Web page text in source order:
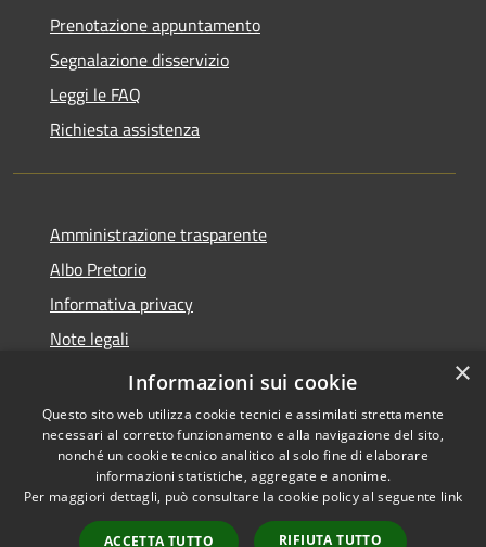
Prenotazione appuntamento
Segnalazione disservizio
Leggi le FAQ
Richiesta assistenza
Amministrazione trasparente
Albo Pretorio
Informativa privacy
Note legali
Dichiarazione di accessibilità
Accessibilità
Copyright © 2021 •
Comune di Concesio •
Powered byMunicipium
×
Informazioni sui cookie
Questo sito web utilizza cookie tecnici e assimilati strettamente
necessari al corretto funzionamento e alla navigazione del sito,
nonché un cookie tecnico analitico al solo fine di elaborare
informazioni statistiche, aggregate e anonime.
Per maggiori dettagli, può consultare la cookie policy al seguente link
ACCETTA TUTTO RIFIUTA TUTTO